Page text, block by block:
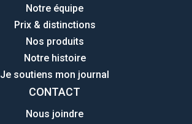
Notre équipe
Prix & distinctions
Nos produits
Notre histoire
Je soutiens mon journal
CONTACT
Nous joindre